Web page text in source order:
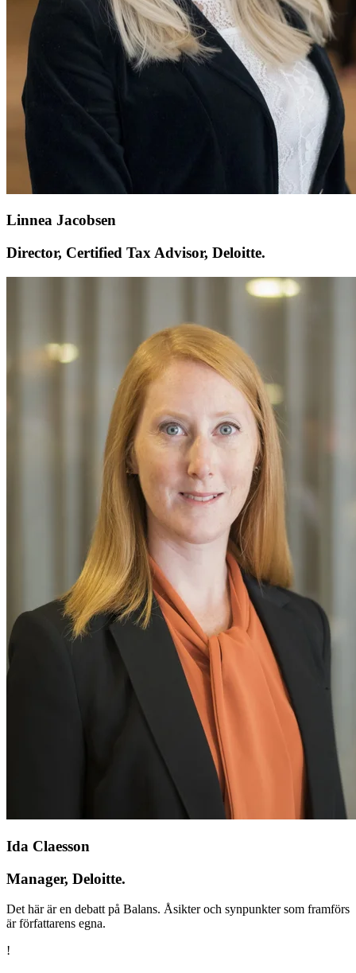
Linnea Jacobsen
Director, Certified Tax Advisor, Deloitte.
Ida Claesson
Manager, Deloitte.
Det här är en debatt på Balans. Åsikter och synpunkter som framförs
är författarens egna.
!